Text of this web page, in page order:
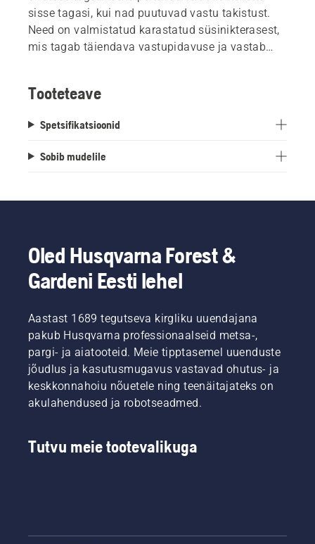
sisse tagasi, kui nad puutuvad vastu takistust.
Need on valmistatud karastatud süsinikterasest,
mis tagab täiendava vastupidavuse ja vastab
Husqvarna Ceora™ robotniidukitele. Teravate
tervema muru. Terad on osa meie kvaliteetsete
Tooteteave
Spetsifikatsioonid
Sobib mudelile
Oled Husqvarna Forest &
Gardeni Eesti lehel
Aastast 1689 tegutseva kirgliku uuendajana
pakub Husqvarna professionaalseid metsa-,
pargi- ja aiatooteid. Meie tipptasemel uuenduste
jõudlus ja kasutusmugavus vastavad ohutus- ja
keskkonnahoiu nõuetele ning teenäitajateks on
akulahendused ja robotseadmed.
Tutvu meie tootevalikuga